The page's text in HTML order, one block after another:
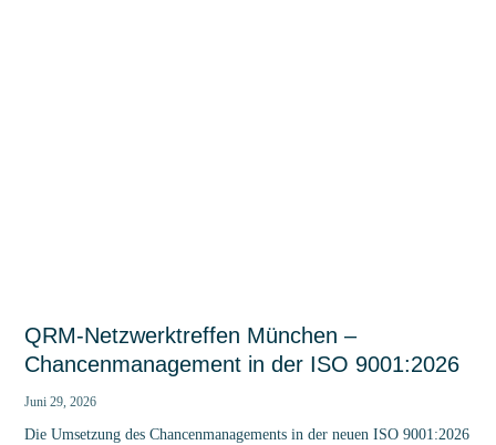
QRM-Netzwerktreffen München –
Chancenmanagement in der ISO 9001:2026
Juni 29, 2026
Die Umsetzung des Chancenmanagements in der neuen ISO 9001:2026